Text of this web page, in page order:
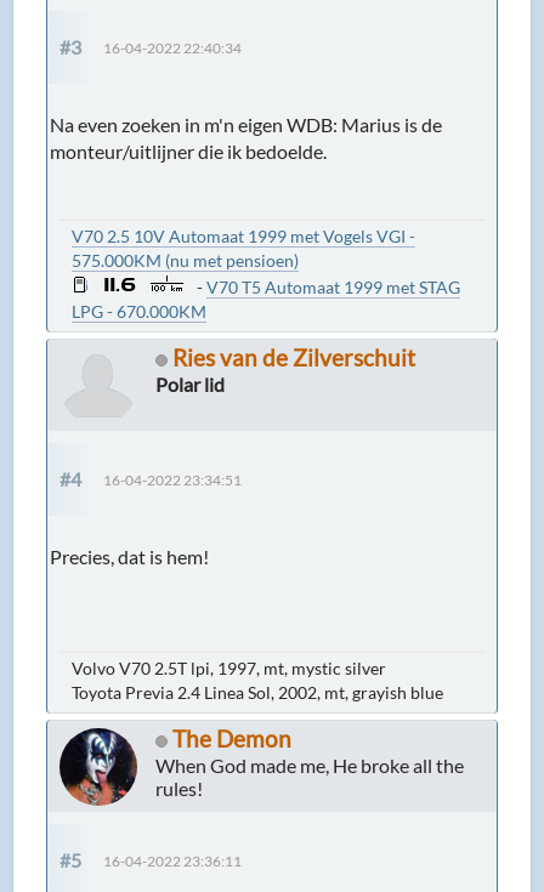
#3 16-04-2022 22:40:34
Na even zoeken in m'n eigen WDB: Marius is de
monteur/uitlijner die ik bedoelde.
V70 2.5 10V Automaat 1999 met Vogels VGI -
575.000KM (nu met pensioen)
-V70 T5 Automaat 1999 met STAG
LPG - 670.000KM
Ries van de Zilverschuit
Polar lid
#4 16-04-2022 23:34:51
Precies, dat is hem!
Volvo V70 2.5T lpi, 1997, mt, mystic silver
Toyota Previa 2.4 Linea Sol, 2002, mt, grayish blue
The Demon
When God made me, He broke all the
rules!
#5 16-04-2022 23:36:11